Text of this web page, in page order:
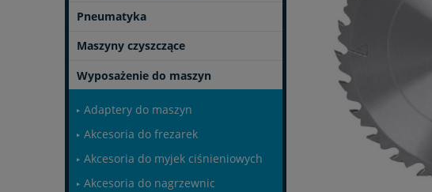
Pneumatyka
Maszyny czyszczące
Wyposażenie do maszyn
Adaptery do maszyn
Akcesoria do frezarek
Akcesoria do myjek ciśnieniowych
Akcesoria do nagrzewnic